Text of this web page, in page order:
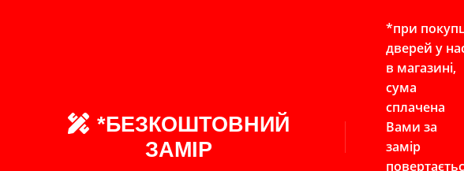
*БЕЗКОШТОВНИЙ
ЗАМІР
*при
дверей у
в магазині,
сума
сплачена
Вами за
замір